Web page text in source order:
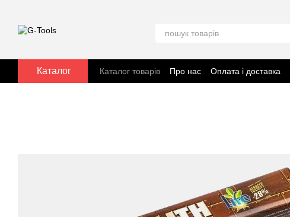
Каталог Каталог товарів Про нас Оплата і доставка